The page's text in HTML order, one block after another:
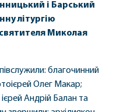
і Барський
літургію
Миколая
благочинний
Олег Макар;
Андрій Балан та